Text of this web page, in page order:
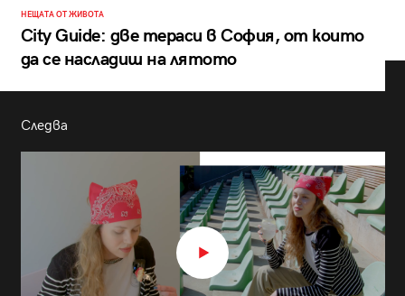
НЕЩАТА ОТ ЖИВОТА
City Guide: две тераси в София, от които
да се насладиш на лятото
Следва